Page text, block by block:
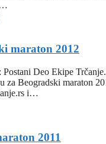
maraton 2012
Deo Ekipe
za Beogradski maraton
i…
2011